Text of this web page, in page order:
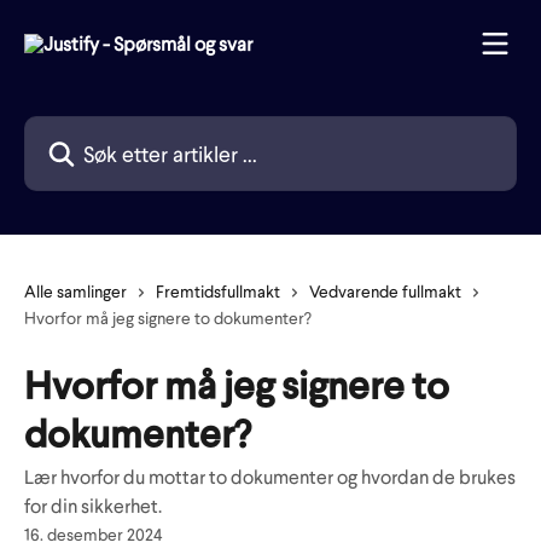
Søk etter artikler ...
Alle samlinger Fremtidsfullmakt
Vedvarende fullmakt
Hvorfor må jeg signere to dokumenter?
Hvorfor må jeg signere to
dokumenter?
Lær hvorfor du mottar to dokumenter og hvordan de brukes
for din sikkerhet.
16. desember 2024